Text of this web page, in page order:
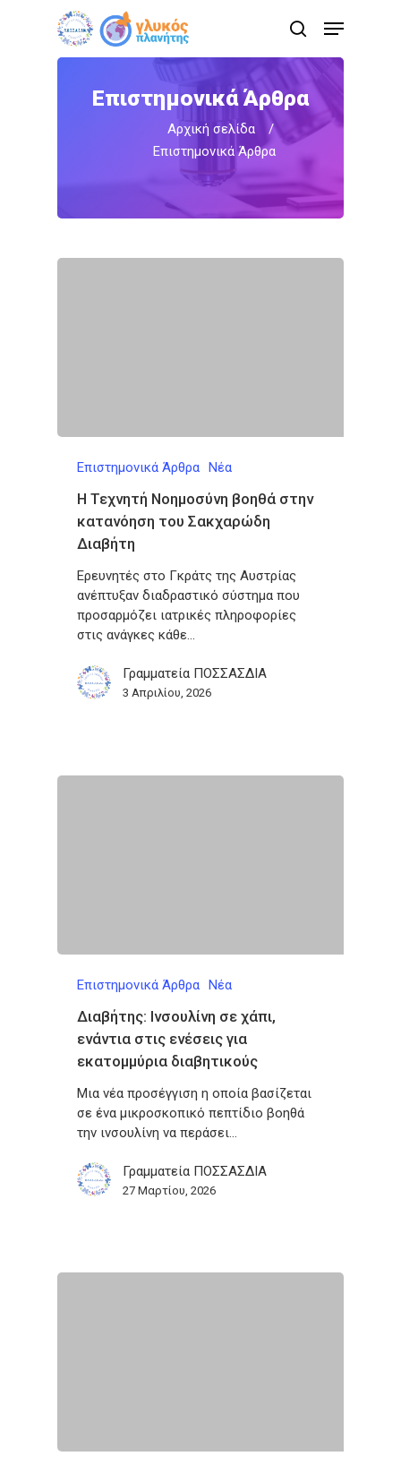
search
Menu
Επιστημονικά Άρθρα
Αρχική σελίδα
/
Επιστημονικά Άρθρα
Επιστημονικά Άρθρα Νέα
Η Τεχνητή Νοημοσύνη βοηθά στην
κατανόηση του Σακχαρώδη
Διαβήτη
Ερευνητές στο Γκράτς της Αυστρίας
ανέπτυξαν διαδραστικό σύστημα που
προσαρμόζει ιατρικές πληροφορίες
στις ανάγκες κάθε…
Γραμματεία ΠΟΣΣΑΣΔΙΑ
3 Απριλίου, 2026
Επιστημονικά Άρθρα Νέα
Διαβήτης: Ινσουλίνη σε χάπι,
ενάντια στις ενέσεις για
εκατομμύρια διαβητικούς
Μια νέα προσέγγιση η οποία βασίζεται
σε ένα μικροσκοπικό πεπτίδιο βοηθά
την ινσουλίνη να περάσει…
Γραμματεία ΠΟΣΣΑΣΔΙΑ
27 Μαρτίου, 2026